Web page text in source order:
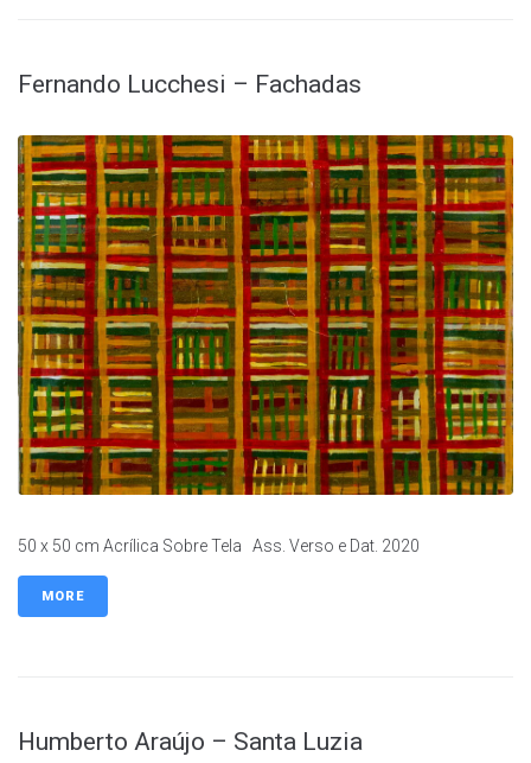
Fernando Lucchesi – Fachadas
50 x 50 cm Acrílica Sobre Tela Ass. Verso e Dat. 2020
MORE
Humberto Araújo – Santa Luzia